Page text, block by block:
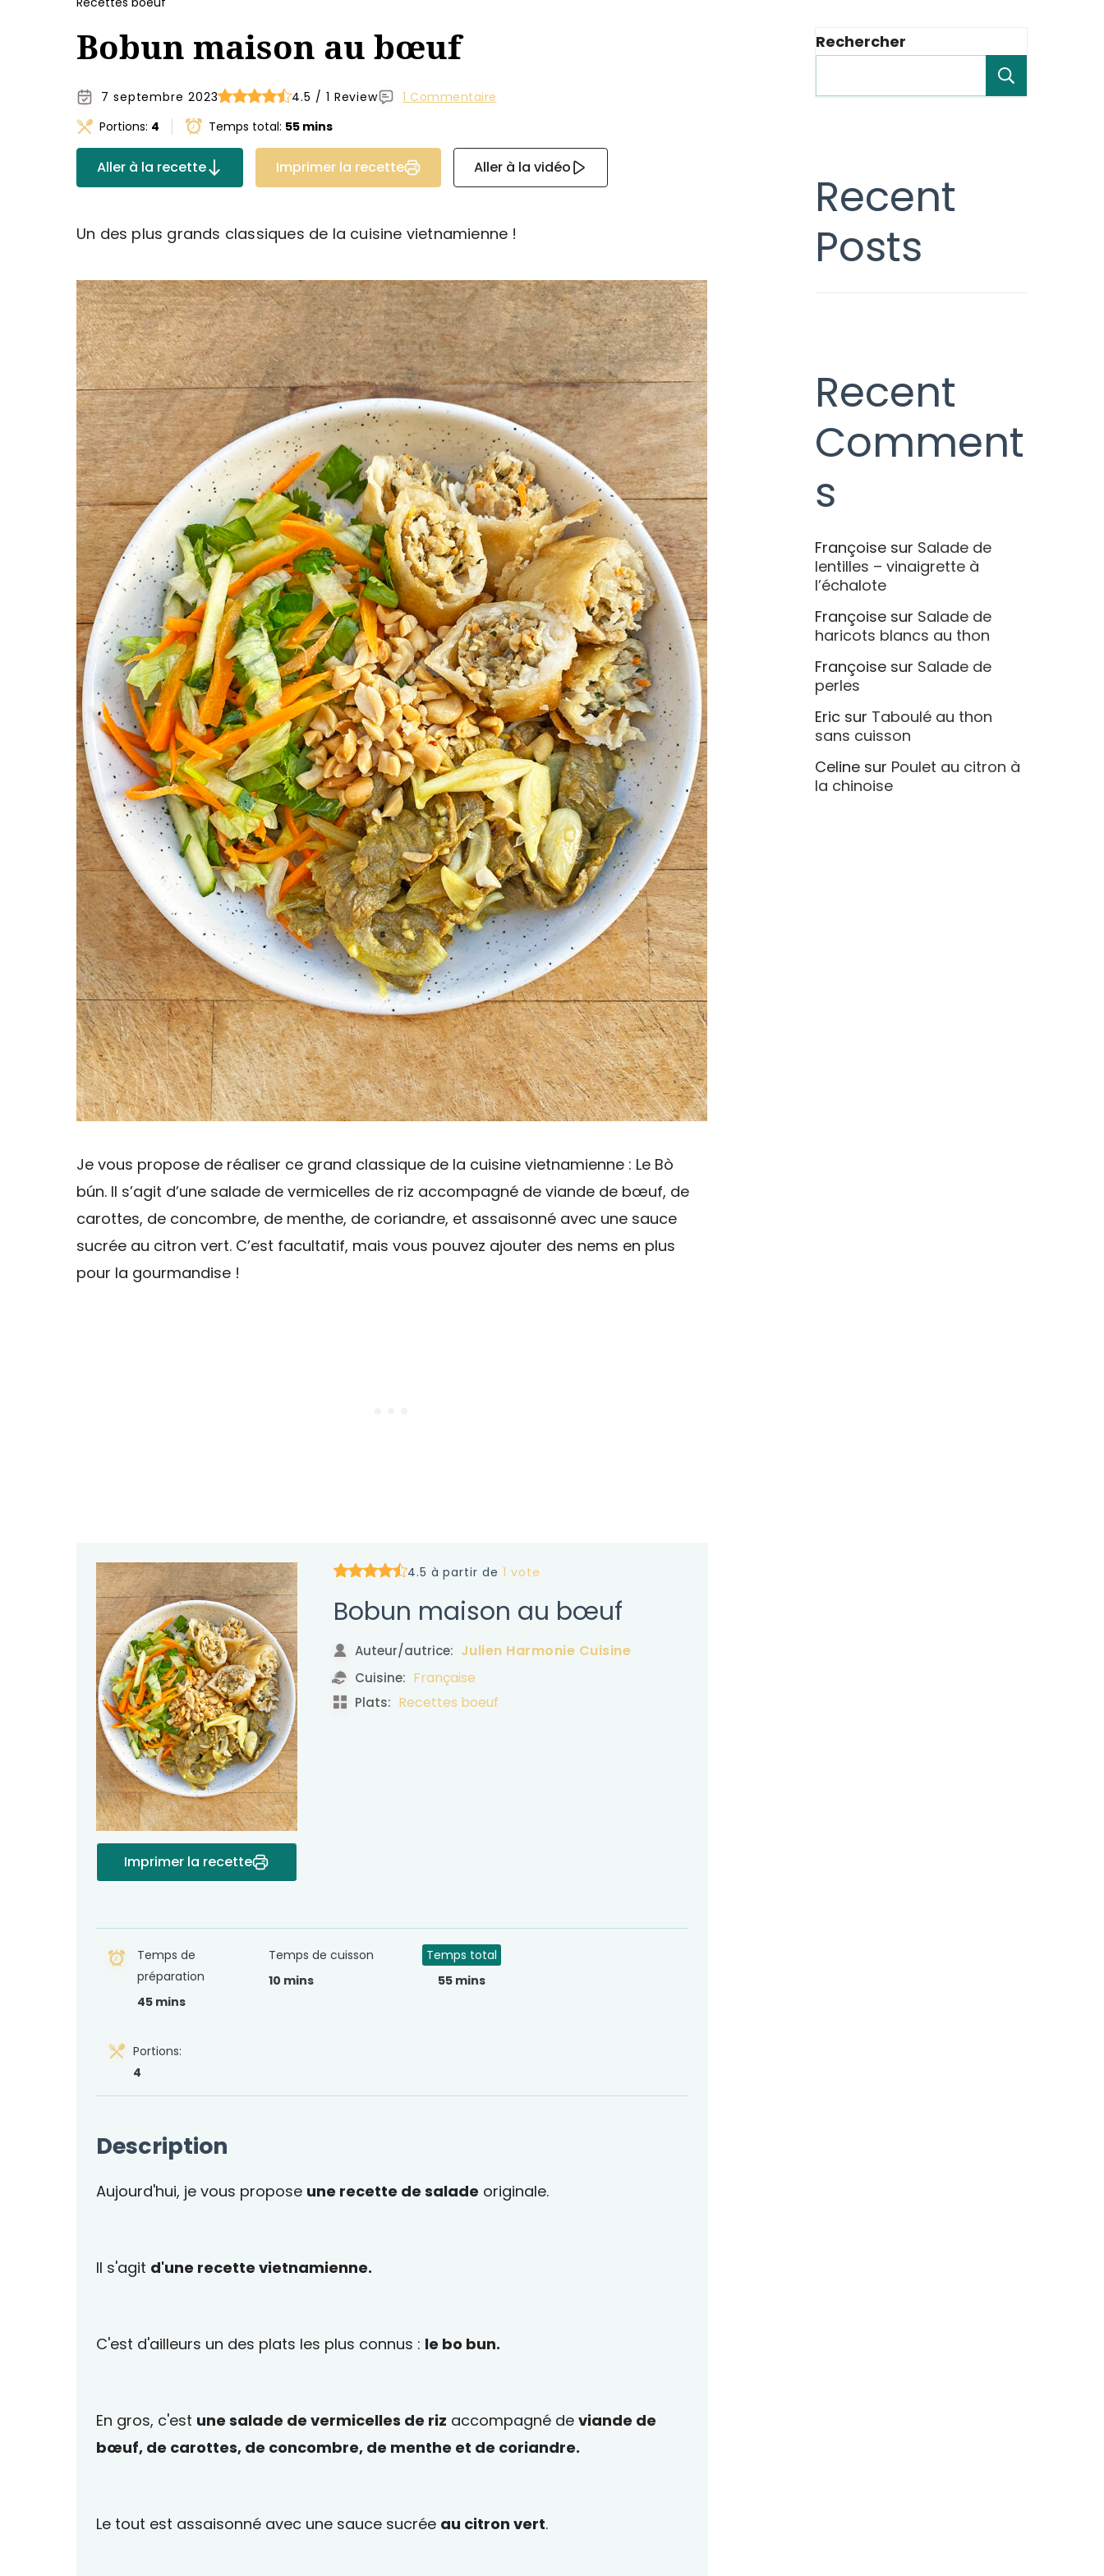
Bobun maison au bœuf
7 septembre 2023 4.5 / 1 Review
1 Commentaire
Portions: 4 Temps total: 55 mins
Aller à la recette Imprimer la recette Aller à la vidéo
Un des plus grands classiques de la cuisine vietnamienne !
Je vous propose de réaliser ce grand classique de la cuisine vietnamienne : Le Bò
bún. Il s’agit d’une salade de vermicelles de riz accompagné de viande de bœuf, de
carottes, de concombre, de menthe, de coriandre, et assaisonné avec une sauce
sucrée au citron vert. C’est facultatif, mais vous pouvez ajouter des nems en plus
pour la gourmandise !
Imprimer la recette
4.5 à partir de 1 vote
Bobun maison au bœuf
Auteur/autrice: Julien Harmonie Cuisine
Cuisine: Française
Plats: Recettes boeuf
Temps de
préparation
45 mins
Temps de cuisson
10 mins
Temps total
55 mins
Portions:
4
Description
Aujourd'hui, je vous propose une recette de salade originale.
Il s'agit d'une recette vietnamienne.
C'est d'ailleurs un des plats les plus connus : le bo bun.
En gros, c'est une salade de vermicelles de riz accompagné de viande de
bœuf, de carottes, de concombre, de menthe et de coriandre.
Le tout est assaisonné avec une sauce sucrée au citron vert.
Rechercher
Recent
Posts
Recent
Comment
s
Françoisesur Salade de
lentilles – vinaigrette à
l’échalote
Françoisesur Salade de
haricots blancs au thon
Françoisesur Salade de
perles
Eric sur Taboulé au thon
sans cuisson
Celinesur Poulet au citron à
la chinoise